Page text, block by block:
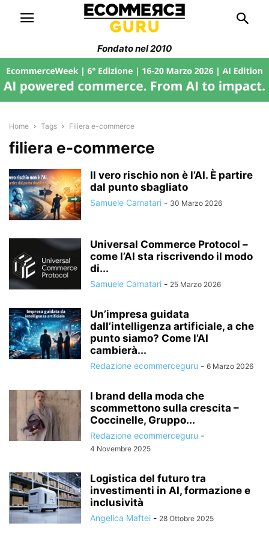
Fondato nel 2010
Home Tags Filiera e-commerce
filiera e-commerce
Il vero rischio non è l’AI. È partire
dal punto sbagliato
Samuele Camatari - 30 Marzo 2026
Universal Commerce Protocol –
come l’AI sta riscrivendo il modo
di...
Samuele Camatari - 25 Marzo 2026
Un’impresa guidata
dall’intelligenza artificiale, a che
punto siamo? Come l’AI
cambierà...
Redazione ecommerceguru - 6 Marzo 2026
I brand della moda che
scommettono sulla crescita –
Coccinelle, Gruppo...
Redazione ecommerceguru -
4 Novembre 2025
Logistica del futuro tra
investimenti in AI, formazione e
inclusività
Angelica Maftei - 28 Ottobre 2025